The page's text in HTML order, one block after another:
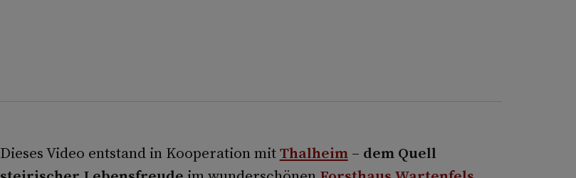
Dieses Video entstand in Kooperation mitThalheim– dem Quell